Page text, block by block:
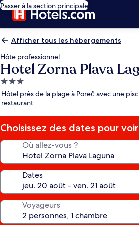
Passer à la section principale
Afficher tous les hébergements
Hôte professionnel
Hotel Zorna Plava
Hébergement
3.0 étoiles
Hôtel près de la plage à Poreč avec une
restaurant
Choisissez des dates pour
Où allez-vous ?
Dates
Voyageurs